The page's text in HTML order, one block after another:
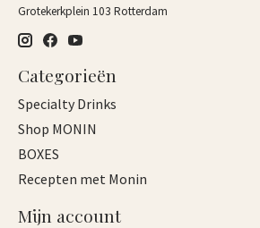
Grotekerkplein 103 Rotterdam
Categorieën
Specialty Drinks
Shop MONIN
BOXES
Recepten met Monin
Mijn account